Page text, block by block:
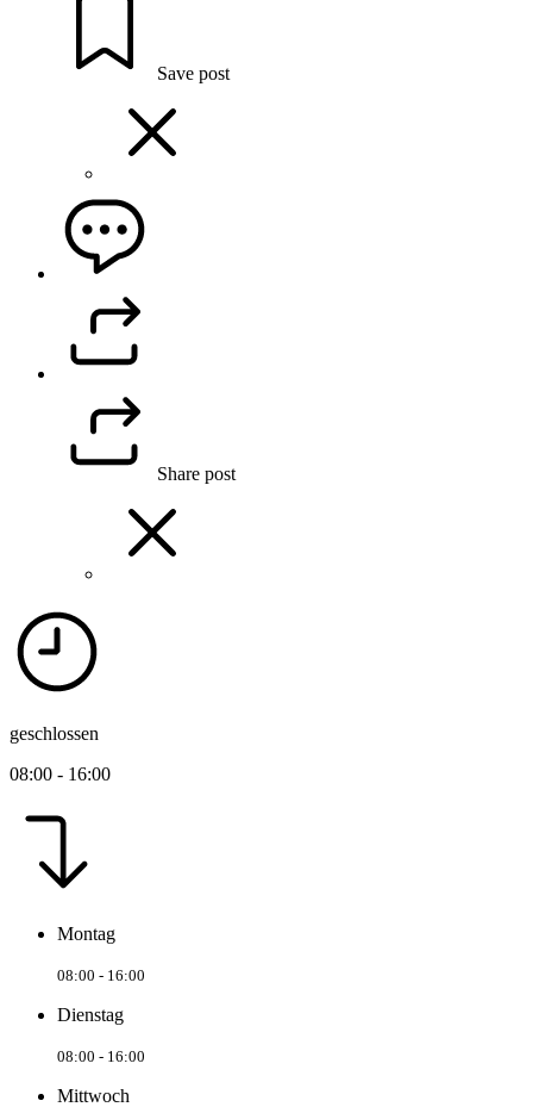
Save post
Share post
geschlossen
08:00 - 16:00
Montag
08:00 - 16:00
Dienstag
08:00 - 16:00
Mittwoch